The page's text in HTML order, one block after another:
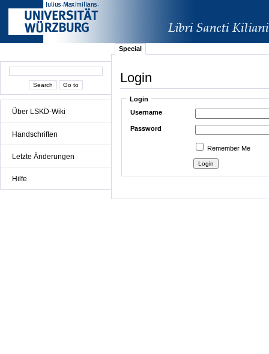
Über LSKD-Wiki
Handschriften
Letzte Änderungen
Hilfe
Special
Login
Login
Username
Password
Remember Me